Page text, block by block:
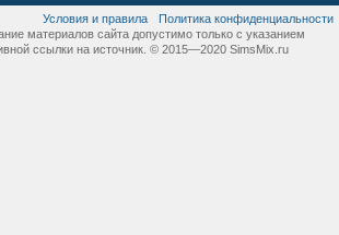
Условия и правила
Политика конфиденциальности
материалов сайта допустимо только с указанием
ссылки на источник. © 2015—2020 SimsMix.ru